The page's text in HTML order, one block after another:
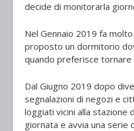
decide di monitorarla
Nel Gennaio 2019 fa
proposto un dormitorio
quando preferisce
Dal Giugno 2019 dopo
segnalazioni di negozi e
loggiati vicini alla stazione
giornata e avvia una serie